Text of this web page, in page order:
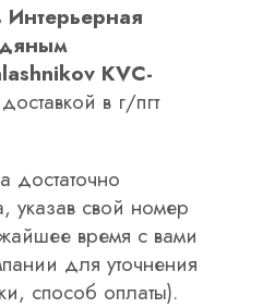
Интерьерная
KVC-
в г/пгт
достаточно
указав свой номер
время с вами
для уточнения
способ оплаты).